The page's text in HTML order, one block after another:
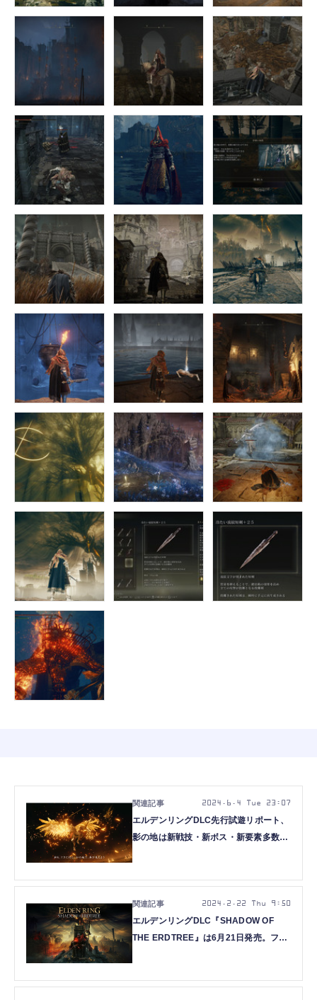
エルデンリングDLC先行試遊リポート、
影の地は新戦技・新ボス・新要素多数
2024.6.4 Tue 23:07
エルデンリングDLC『SHADOW OF
THE ERDTREE』は6月21日発売。フロ
2024.2.22 Thu 9:50